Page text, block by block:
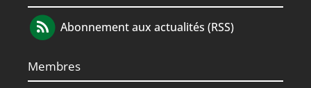
Abonnement aux actualités (RSS)
Membres